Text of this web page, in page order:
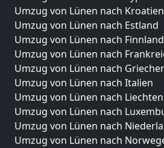
Umzug von Lünen nach Kroatien
Umzug von Lünen nach Estland
Umzug von Lünen nach Finnland
Umzug von Lünen nach
Umzug von Lünen nach
Umzug von Lünen nach Italien
Umzug von Lünen nach
Umzug von Lünen nach
Umzug von Lünen nach
Umzug von Lünen nach